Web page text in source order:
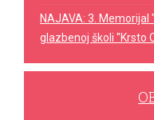
NAJAVA: 3. Memorijal
glazbenoj školi "Krsto